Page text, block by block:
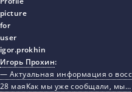
Игорь Прохин:
— Актуальная информация о
28 маяКак мы уже сообщали, мы…